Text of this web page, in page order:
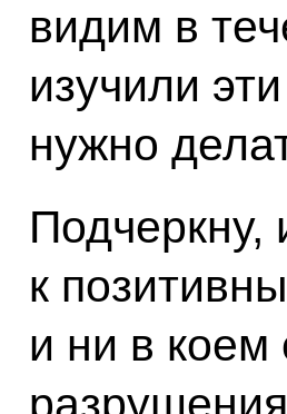
видим в
изучили
нужно
к
и ни в коем